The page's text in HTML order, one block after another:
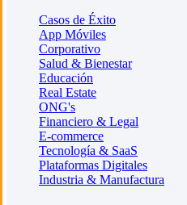
Casos de Éxito
App Móviles
Corporativo
Salud & Bienestar
Educación
Real Estate
ONG's
Financiero & Legal
E-commerce
Tecnología & SaaS
Plataformas Digitales
Industria & Manufactura